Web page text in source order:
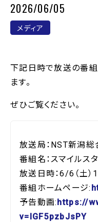
2026/06/05
メディア
下記日時で放送の番組
ます。
ぜひご覧ください。
放送局：NST新潟総
番組名：スマイルス
放送日時：6/6（土）
番組ホームページ:
予告動画:https://
v=lGF5pzbJsPY